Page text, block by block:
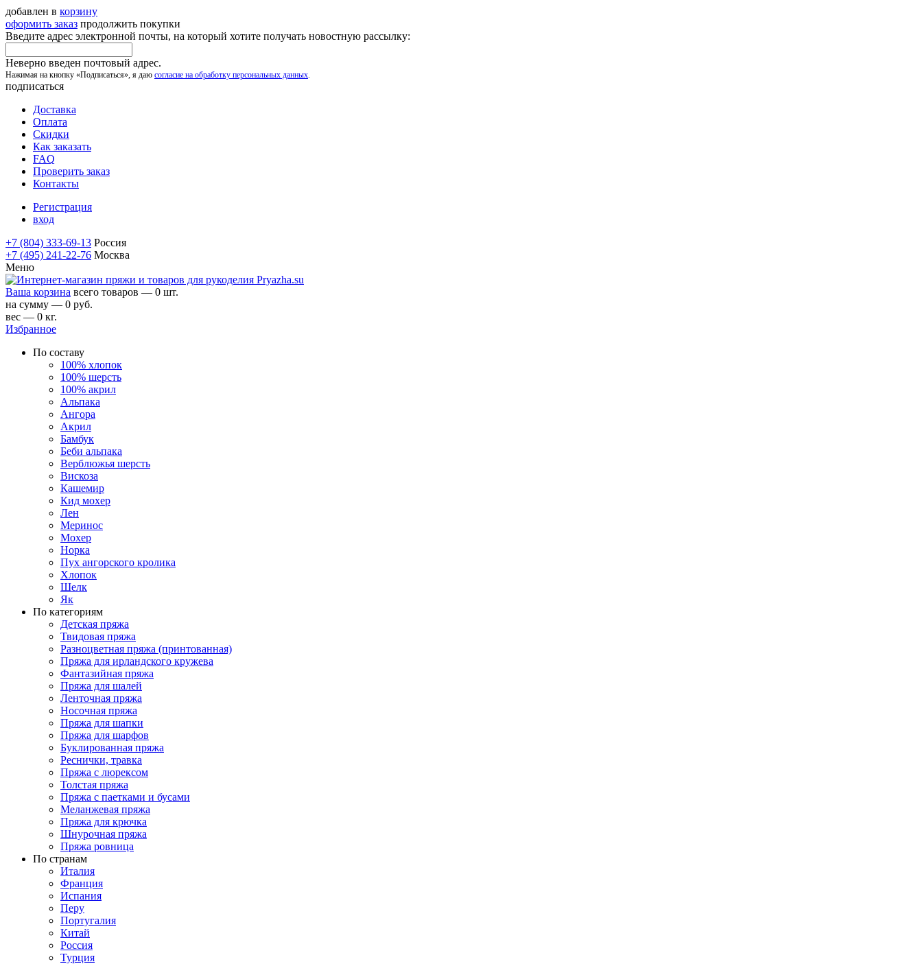
добавлен в корзину
оформить заказ продолжить покупки
Введите адрес электронной почты, на который хотите получать новостную рассылку:
Неверно введен почтовый адрес.
Нажимая на кнопку «Подписаться», я даю согласие на обработку персональных данных.
подписаться
Доставка
Оплата
Скидки
Как заказать
FAQ
Проверить заказ
Контакты
Регистрация
вход
+7 (804) 333-69-13 Россия
+7 (495) 241-22-76 Москва
Меню
Ваша корзина всего товаров — 0 шт.
на сумму — 0 руб.
вес — 0 кг.
Избранное
По составу
100% хлопок
100% шерсть
100% акрил
Альпака
Ангора
Акрил
Бамбук
Беби альпака
Верблюжья шерсть
Вискоза
Кашемир
Кид мохер
Лен
Меринос
Мохер
Норка
Пух ангорского кролика
Хлопок
Шелк
Як
По категориям
Детская пряжа
Твидовая пряжа
Разноцветная пряжа (принтованная)
Пряжа для ирландского кружева
Фантазийная пряжа
Пряжа для шалей
Ленточная пряжа
Носочная пряжа
Пряжа для шапки
Пряжа для шарфов
Буклированная пряжа
Реснички, травка
Пряжа с люрексом
Толстая пряжа
Пряжа с паетками и бусами
Меланжевая пряжа
Пряжа для крючка
Шнурочная пряжа
Пряжа ровница
По странам
Италия
Франция
Испания
Перу
Португалия
Китай
Россия
Турция